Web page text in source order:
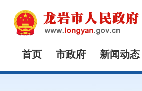
首页 市政府 新闻动态